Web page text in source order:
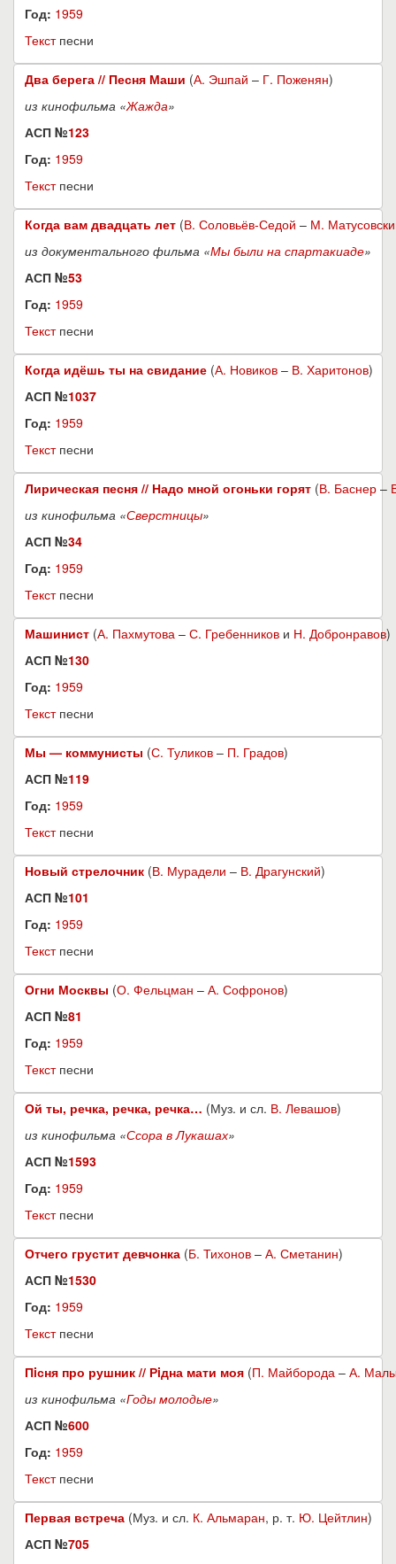
Год: 1959
Текстпесни
Два берега // Песня Маши (А. Эшпай – Г. Поженян)
из кинофильма «Жажда»
АСП №123
Год: 1959
Текстпесни
Когда вам двадцать лет (В. Соловьёв-Седой – М.
из документального фильма «Мы были на спартакиаде»
АСП №53
Год: 1959
Текстпесни
Когда идёшь ты на свидание (А. Новиков – В. Харитонов)
АСП №1037
Год: 1959
Текстпесни
Лирическая песня // Надо мной огоньки горят (В. Баснер –
из кинофильма «Сверстницы»
АСП №34
Год: 1959
Текстпесни
Машинист (А. Пахмутова – С. Гребенников и Н. Добронравов)
АСП №130
Год: 1959
Текстпесни
Мы — коммунисты (С. Туликов – П. Градов)
АСП №119
Год: 1959
Текстпесни
Новый стрелочник (В. Мурадели – В. Драгунский)
АСП №101
Год: 1959
Текстпесни
Огни Москвы (О. Фельцман – А. Софронов)
АСП №81
Год: 1959
Текстпесни
Ой ты, речка, речка, речка… (Муз. и сл. В. Левашов)
из кинофильма «Ссора в Лукашах»
АСП №1593
Год: 1959
Текстпесни
Отчего грустит девчонка (Б. Тихонов – А. Сметанин)
АСП №1530
Год: 1959
Текстпесни
Пiсня про рушник // Рiдна мати моя (П. Майборода – А.
из кинофильма «Годы молодые»
АСП №600
Год: 1959
Текстпесни
Первая встреча (Муз. и сл. К. Альмаран, р. т. Ю. Цейтлин)
АСП №705